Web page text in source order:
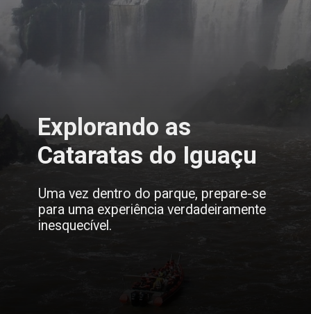
Explorando as
Cataratas do Iguaçu
Uma vez dentro do parque, prepare-se
para uma experiência verdadeiramente
inesquecível.